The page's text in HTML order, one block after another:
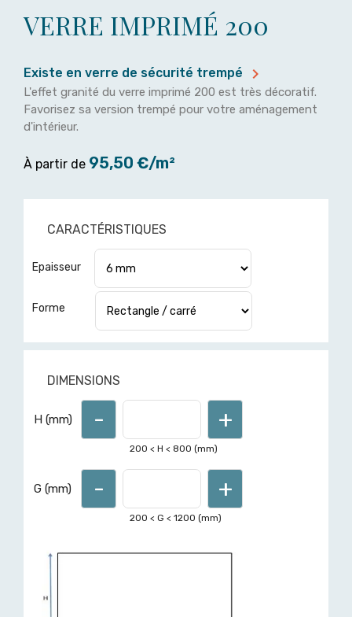
VERRE IMPRIMÉ 200
Existe en verre de sécurité trempé 
L'effet granité du verre imprimé 200 est très décoratif.
Favorisez sa version trempé pour votre aménagement
d'intérieur.
À partir de 95,50 €/m²
CARACTÉRISTIQUES
Epaisseur
dimensions hors limites affichées,
demandez un devis ici
Forme
DIMENSIONS
H (mm) - +
200 < H <800 (mm)
G (mm) - +
200 < G <1200 (mm)